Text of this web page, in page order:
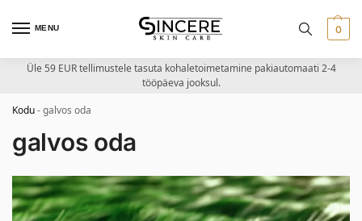
MENU 0
Üle 59 EUR tellimustele tasuta kohaletoimetamine pakiautomaati 2-4
tööpäeva jooksul.
Kodu-galvos oda
galvos oda